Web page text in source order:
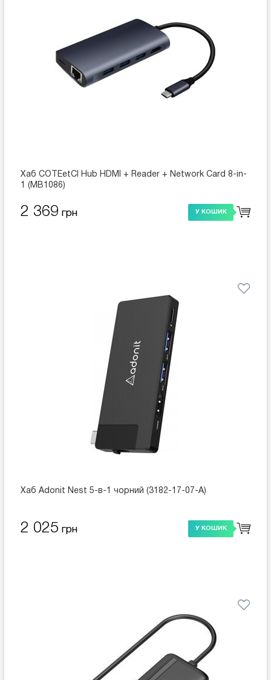
Хаб COTEetCI Hub HDMI + Reader + Network Card 8-in-
1 (MB1086)
2 369 грн У КОШИК
Хаб Adonit Nest 5-в-1 чорний (3182-17-07-A)
2 025 грн У КОШИК